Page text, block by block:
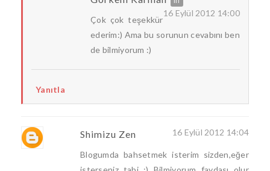
16 Eylül 2012 14:00
Çok çok teşekkür
ederim:) Ama bu sorunun cevabını ben
de bilmiyorum :)
Yanıtla
Shimizu Zen 16 Eylül 2012 14:04
Blogumda bahsetmek isterim sizden,eğer